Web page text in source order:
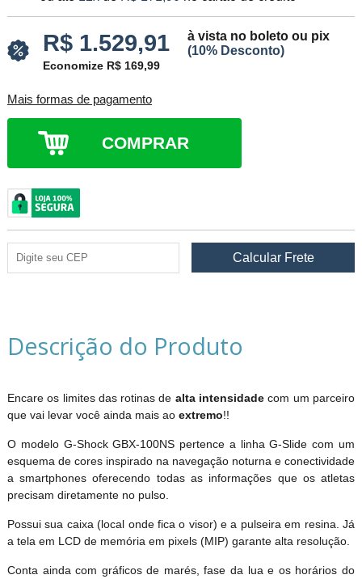
R$ 1.529,91
à vista no boleto ou pix
(10% Desconto)
Economize R$ 169,99
Mais formas de pagamento
COMPRAR
Descrição do Produto
Encare os limites das rotinas de alta intensidade com um parceiro
que vai levar você ainda mais ao extremo!!
O modelo G-Shock GBX-100NS pertence a linha G-Slide com um
esquema de cores inspirado na navegação noturna e conectividade
a smartphones oferecendo todas as informações que os atletas
precisam diretamente no pulso.
Possui sua caixa (local onde fica o visor) e a pulseira em resina. J
a tela em LCD de memória em pixels (MIP) garante alta resolução.
Conta ainda com gráficos de marés, fase da lua e os horários do